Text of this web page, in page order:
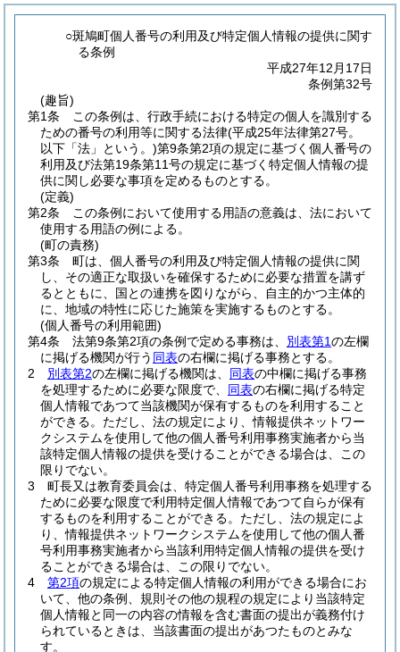
○斑鳩町個人番号の利用及び特定個人情報の提供に関す
る条例
平成27年12月17日
条例第32号
(趣旨)
第1条
この条例は、行政手続における特定の個人を識別する
ための番号の利用等に関する法律(平成25年法律第27号。
以下「法」という。)第9条第2項の規定に基づく個人番号の
利用及び法第19条第11号の規定に基づく特定個人情報の提
供に関し必要な事項を定めるものとする。
(定義)
第2条
この条例において使用する用語の意義は、法において
使用する用語の例による。
(町の責務)
第3条
町は、個人番号の利用及び特定個人情報の提供に関
し、その適正な取扱いを確保するために必要な措置を講ず
るとともに、国との連携を図りながら、自主的かつ主体的
に、地域の特性に応じた施策を実施するものとする。
(個人番号の利用範囲)
第4条
法第9条第2項の条例で定める事務は、 別表第1の左欄
に掲げる機関が行う 同表の右欄に掲げる事務とする。
2
別表第2の左欄に掲げる機関は、 同表の中欄に掲げる事務
を処理するために必要な限度で、 同表の右欄に掲げる特定
個人情報であつて当該機関が保有するものを利用すること
ができる。 ただし、法の規定により、情報提供ネットワー
クシステムを使用して他の個人番号利用事務実施者から当
該特定個人情報の提供を受けることができる場合は、この
限りでない。
3
町長又は教育委員会は、特定個人番号利用事務を処理する
ために必要な限度で利用特定個人情報であつて自らが保有
するものを利用することができる。 ただし、法の規定によ
り、情報提供ネットワークシステムを使用して他の個人番
号利用事務実施者から当該利用特定個人情報の提供を受け
ることができる場合は、この限りでない。
4
第2項の規定による特定個人情報の利用ができる場合にお
いて、他の条例、規則その他の規程の規定により当該特定
個人情報と同一の内容の情報を含む書面の提出が義務付け
られているときは、当該書面の提出があつたものとみな
す。